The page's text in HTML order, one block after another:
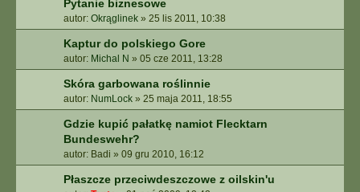
Pytanie biznesowe
autor: Okrąglinek » 25 lis 2011, 10:38
Kaptur do polskiego Gore
autor: Michal N » 05 cze 2011, 13:28
Skóra garbowana roślinnie
autor: NumLock » 25 maja 2011, 18:55
Gdzie kupić pałatkę namiot Flecktarn
Bundeswehr?
autor: Badi » 09 gru 2010, 16:12
Płaszcze przeciwdeszczowe z oilskin'u